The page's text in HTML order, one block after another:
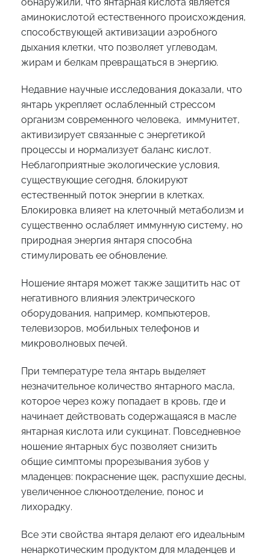
аминокислотой естественного происхождения,
способствующей активизации аэробного
дыхания клетки, что позволяет углеводам,
жирам и белкам превращаться в энергию.
Недавние научные исследования доказали, что
янтарь укрепляет ослабленный стрессом
организм современного человека, иммунитет,
активизирует связанные с энергетикой
процессы и нормализует баланс кислот.
Неблагоприятные экологические условия,
существующие сегодня, блокируют
естественный поток энергии в клетках.
Блокировка влияет на клеточный метаболизм и
существенно ослабляет иммунную систему, но
природная энергия янтаря способна
стимулировать ее обновление.
Ношение янтаря может также защитить нас от
негативного влияния электрического
оборудования, например, компьютеров,
телевизоров, мобильных телефонов и
микроволновых печей.
При температуре тела янтарь выделяет
незначительное количество янтарного масла,
которое через кожу попадает в кровь, где и
начинает действовать содержащаяся в масле
янтарная кислота или сукцинат. Повседневное
ношение янтарных бус позволяет снизить
общие симптомы прорезывания зубов у
младенцев: покраснение щек, распухшие десны,
увеличенное слюноотделение, понос и
лихорадку.
Все эти свойства янтаря делают его идеальным
ненаркотическим продуктом для младенцев и